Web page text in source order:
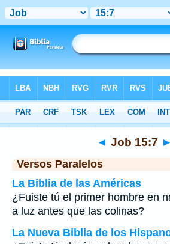
>Job> Capítulo 15 > Verso 7
◄ Job 15:7 ►
Versos Paralelos
La Biblia de las Américas
¿Fuiste tú el primer hombre en
a luz antes que las colinas?
La Nueva Biblia de los